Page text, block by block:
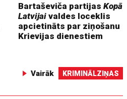
Bartaševiča partijasKopā
Latvijai valdes loceklis
apcietināts par ziņošanu
Krievijas dienestiem
Vairāk KRIMINĀLZIŅAS